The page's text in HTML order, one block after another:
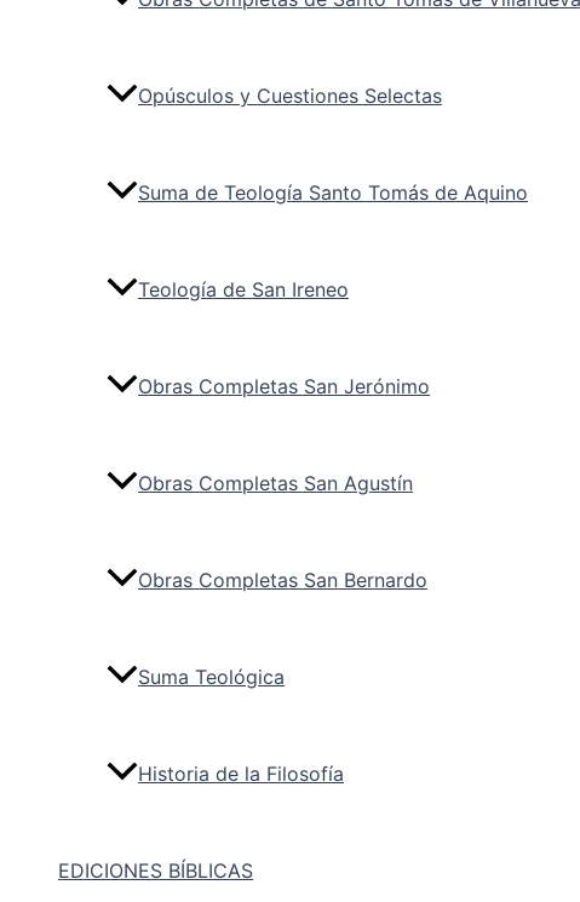
Opúsculos y Cuestiones Selectas
Suma de Teología Santo Tomás de Aquino
Teología de San Ireneo
Obras Completas San Jerónimo
Obras Completas San Agustín
Obras Completas San Bernardo
Suma Teológica
Historia de la Filosofía
EDICIONES BÍBLICAS